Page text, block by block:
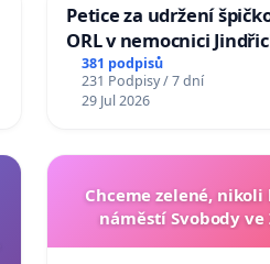
Petice za udržení
ORL v nemocnici
Hradec
381 podpisů
231 Podpisy / 7 dní
29 Jul 2026
Chceme zelené, nikoli
náměstí Svobody ve